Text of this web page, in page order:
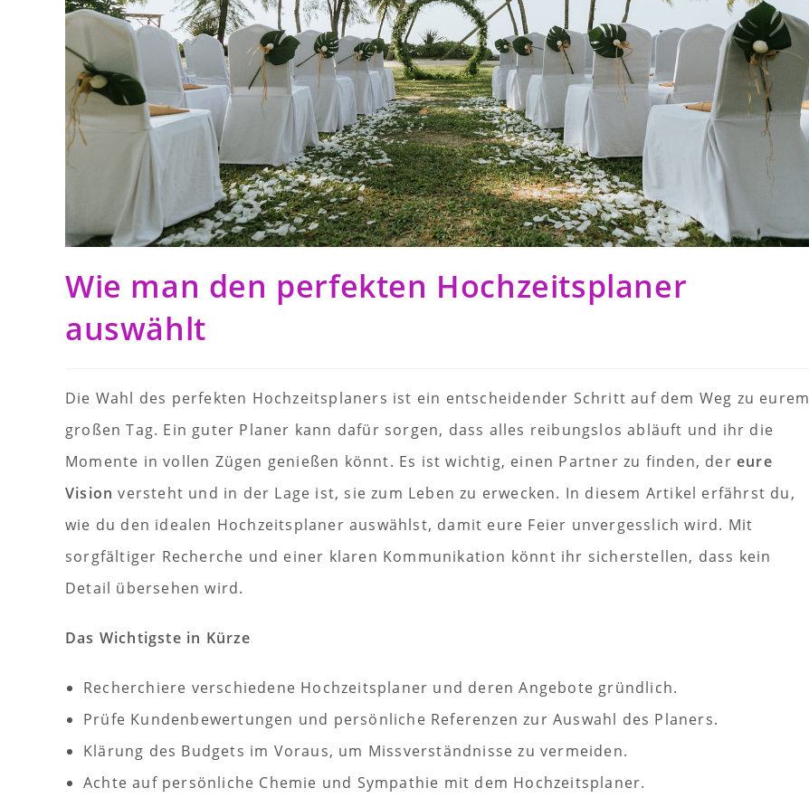
Wie man den perfekten Hochzeitsplaner
auswählt
Die Wahl des perfekten Hochzeitsplaners ist ein entscheidender Schritt auf dem Weg zu eurem
großen Tag. Ein guter Planer kann dafür sorgen, dass alles reibungslos abläuft und ihr die
Momente in vollen Zügen genießen könnt. Es ist wichtig, einen Partner zu finden, dereure
Vision versteht und in der Lage ist, sie zum Leben zu erwecken. In diesem Artikel erfährst du,
wie du den idealen Hochzeitsplaner auswählst, damit eure Feier unvergesslich wird. Mit
sorgfältiger Recherche und einer klaren Kommunikation könnt ihr sicherstellen, dass kein
Detail übersehen wird.
Das Wichtigste in Kürze
Recherchiere verschiedene Hochzeitsplaner und deren Angebote gründlich.
Prüfe Kundenbewertungen und persönliche Referenzen zur Auswahl des Planers.
Klärung des Budgets im Voraus, um Missverständnisse zu vermeiden.
Achte auf persönliche Chemie und Sympathie mit dem Hochzeitsplaner.